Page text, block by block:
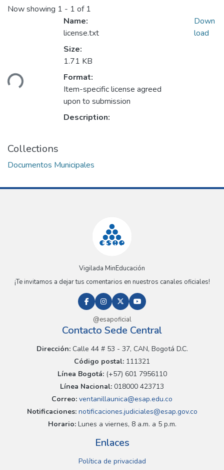
Now showing 1 - 1 of 1
Name:
license.txt
Size:
1.71 KB
Format:
Item-specific license agreed
upon to submission
Description:
Down
load
Collections
Documentos Municipales
Vigilada MinEducación
¡Te invitamos a dejar tus comentarios en nuestros canales oficiales!
@esapoficial
Contacto Sede Central
Dirección:Calle 44 # 53 - 37, CAN, Bogotá D.C.
Código postal: 111321
Línea Bogotá:(+57) 601 7956110
Línea Nacional: 018000 423713
Correo: ventanillaunica@esap.edu.co
Notificaciones:notificaciones.judiciales@esap.gov.co
Horario:Lunes a viernes, 8 a.m. a 5 p.m.
Enlaces
Política de privacidad